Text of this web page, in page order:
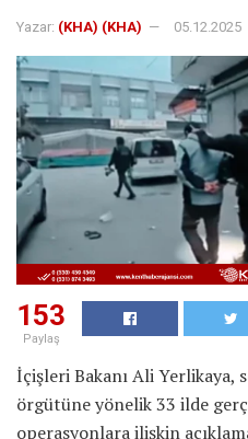
Yazar: (KHA) (KHA) 05.12.2025
153
Paylaş
İçişleri Bakanı Ali Yerlikaya,
örgütüne yönelik 33 ilde
operasyonlara ilişkin